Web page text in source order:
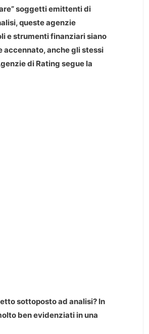
soggetti emittenti di
queste agenzie
e strumenti finanziari siano
anche gli stessi
di Rating segue la
sottoposto ad analisi? In
ben evidenziati in una